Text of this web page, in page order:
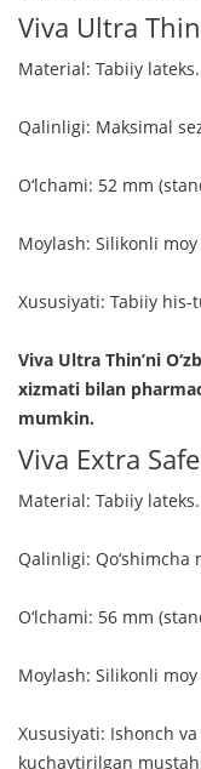
Viva Ultra Thin
Material: Tabiiy lateks.
Qalinligi: Maksimal
O‘lchami: 52 mm
Moylash: Silikonli
Xususiyati: Tabiiy his-
Viva Ultra Thin’ni
xizmati bilan
mumkin.
Viva Extra Safe
Material: Tabiiy lateks.
Qalinligi:
O‘lchami: 56 mm
Moylash: Silikonli
Xususiyati: Ishonch
kuchaytirilgan